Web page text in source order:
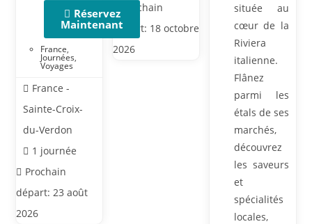
Réservez
Maintenant
France,
Journées,
Voyages
France -
Sainte-Croix-
du-Verdon
1 journée
Prochain
départ: 23 août
2026
Prochain
départ: 18 octobre
2026
située au
cœur de la
Riviera
italienne.
Flânez
parmi les
étals de ses
marchés,
découvrez
les saveurs
et
spécialités
locales,